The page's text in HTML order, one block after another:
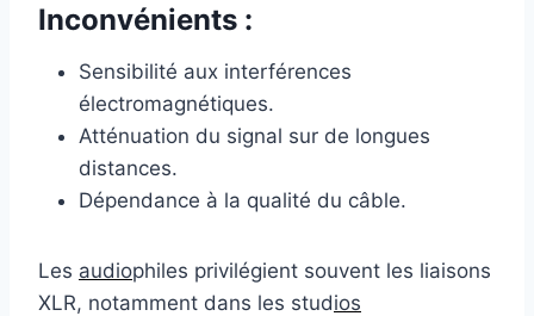
Inconvénients :
Sensibilité aux interférences
électromagnétiques.
Atténuation du signal sur de longues
distances.
Dépendance à la qualité du câble.
Les audiophiles privilégient souvent les liaisons
XLR, notamment dans les studios